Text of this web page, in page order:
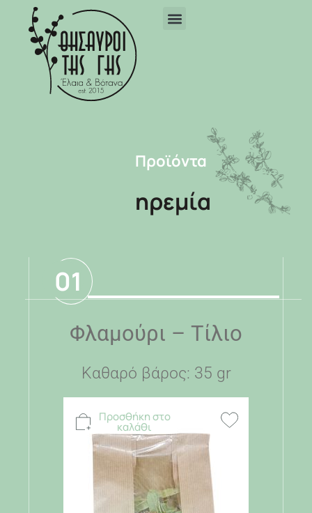
Προϊόντα
ηρεμία
01
Φλαμούρι – Τίλιο
Καθαρό βάρος: 35 gr
Προσθήκη στο
καλάθι